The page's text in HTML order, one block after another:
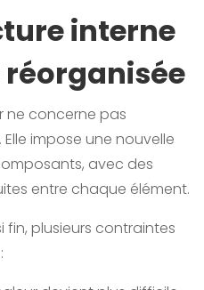
interne
ne concerne pas
impose une nouvelle
avec des
entre chaque élément.
plusieurs contraintes